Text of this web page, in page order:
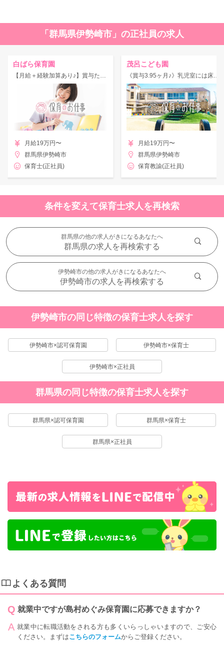
「群馬県伊勢崎市」の正社員の求人
白ばら保育園
【月給＋経験加算あり♪】賞与たっぷり3.80ヶ月！園見学OK◎
月給19万円〜
群馬県伊勢崎市
保育士(正社員)
茂呂こども園
《賞与3.95ヶ月♪》乳児室には床暖あり！安全・快適の園舎◎
月給19万円〜
群馬県伊勢崎市
保育教諭(正社員)
条件を変えて保育士求人を再検索
群馬県の他の求人がきになるあなたへ
群馬県の求人を再検索する
伊勢崎市の他の求人がきになるあなたへ
伊勢崎市の求人を再検索する
伊勢崎市の同じ特徴の保育士求人を探す
伊勢崎市×認可保育園 伊勢崎市×保育士
伊勢崎市×正社員
群馬県の同じ特徴の保育士求人を探す
群馬県×認可保育園 群馬県×保育士
群馬県×正社員
よくある質問
就業中ですが島村めぐみ保育園に応募できますか？
就業中に転職活動をされる方も多くいらっしゃいますので、ご安心
ください。まずはこちらのフォームからご登録ください。